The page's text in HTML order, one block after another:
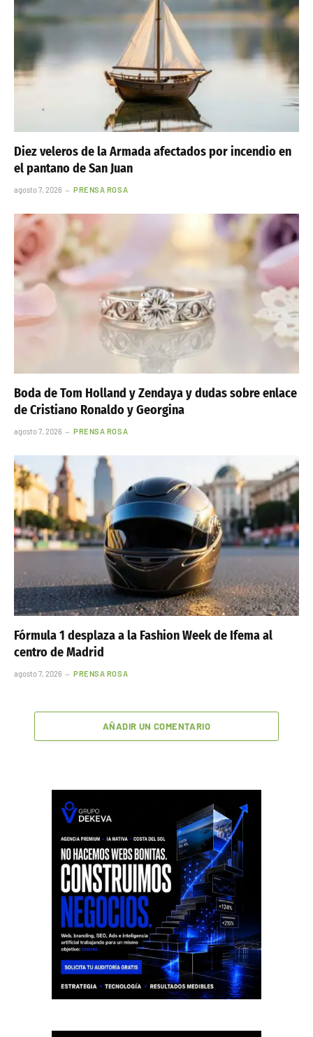
Diez veleros de la Armada afectados por incendio en
el pantano de San Juan
agosto 7, 2026 PRENSA ROSA
Boda de Tom Holland y Zendaya y dudas sobre enlace
de Cristiano Ronaldo y Georgina
agosto 7, 2026 PRENSA ROSA
Fórmula 1 desplaza a la Fashion Week de Ifema al
centro de Madrid
agosto 7, 2026 PRENSA ROSA
AÑADIR UN COMENTARIO